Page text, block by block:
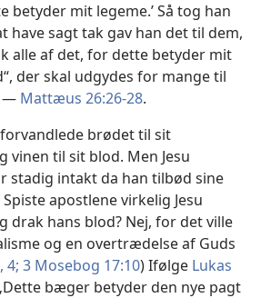
betyder mit legeme.’ Så tog han
have sagt tak gav han det til dem,
alle af det, for dette betyder mit
der skal udgydes for mange til
— Mattæus 26:26-28.
brødet til sit
vinen til sit blod. Men Jesu
stadig intakt da han tilbød sine
apostlene virkelig Jesu
drak hans blod? Nej, for det ville
og en overtrædelse af Guds
4; 3 Mosebog 17:10) Ifølge Lukas
bæger betyder den nye pagt